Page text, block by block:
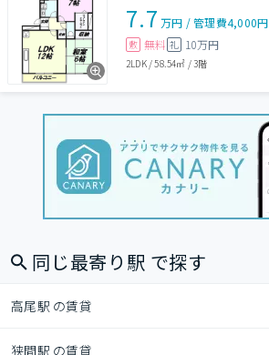
7.7 万円 /管理費4,000円
敷 無料 礼 10万円
2LDK/58.54㎡ /3階
同じ最寄り駅 で探す
高尾駅 の賃貸
狭間駅 の賃貸